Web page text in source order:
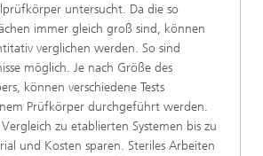
untersucht. Da die so
immer gleich groß sind, können
verglichen werden. So sind
möglich. Je nach Größe des
können verschiedene Tests
Prüfkörper durchgeführt werden.
Vergleich zu etablierten Systemen bis zu
und Kosten sparen. Steriles Arbeiten